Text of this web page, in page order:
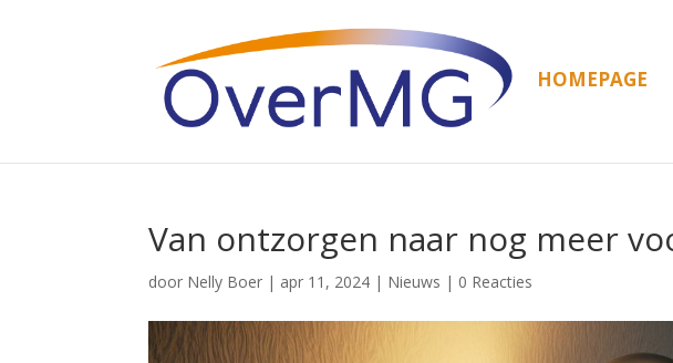
HOMEPAGE
Van ontzorgen naar nog meer
door Nelly Boer | apr 11, 2024 | Nieuws | 0 Reacties